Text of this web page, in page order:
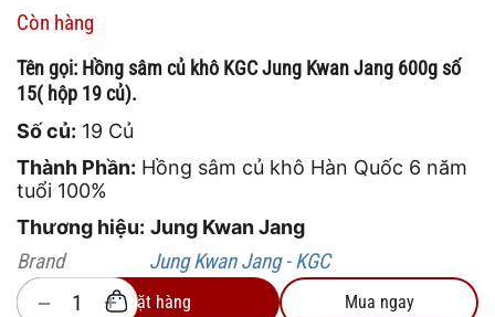
Còn hàng
Tên gọi: Hồng sâm củ khô KGC Jung Kwan Jang 600g số
15( hộp 19 củ).
Số củ: 19 Củ
Thành Phần: Hồng sâm củ khô Hàn Quốc 6 năm
tuổi 100%
Thương hiệu: Jung Kwan Jang
Brand Jung Kwan Jang - KGC
+
− Đặt hàng Mua ngay